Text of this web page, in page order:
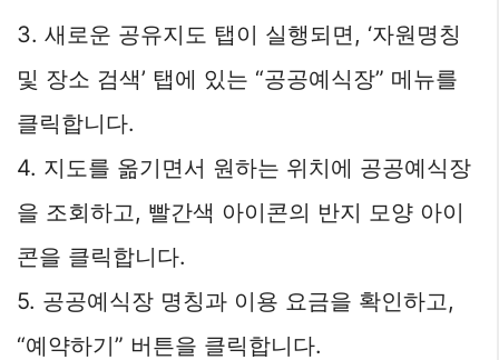
3. 새로운 공유지도 탭이 실행되면, ‘자원명칭
및 장소 검색’ 탭에 있는 “공공예식장” 메뉴를
클릭합니다.
4. 지도를 옮기면서 원하는 위치에 공공예식장
을 조회하고, 빨간색 아이콘의 반지 모양 아이
콘을 클릭합니다.
5. 공공예식장 명칭과 이용 요금을 확인하고,
“예약하기” 버튼을 클릭합니다.